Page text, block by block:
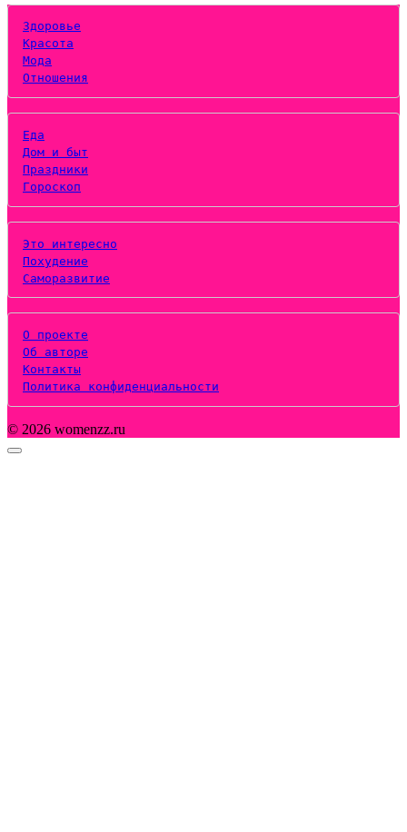
Здоровье
Красота
Мода
Отношения
Еда
Дом и быт
Праздники
Гороскоп
Это интересно
Похудение
Саморазвитие
О проекте
Об авторе
Контакты
Политика конфиденциальности
© 2026 womenzz.ru